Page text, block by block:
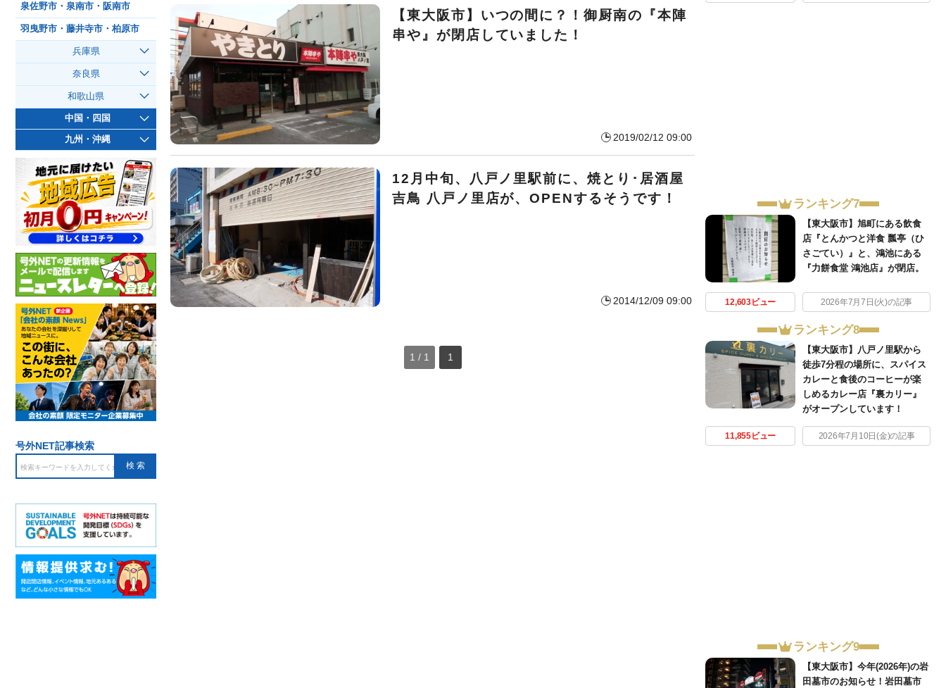
【東大阪市】いつの間に？！御厨南の『本陣
串や』が閉店していました！
2019/02/12 09:00
12月中旬、八戸ノ里駅前に、焼とり･居酒屋
吉鳥 八戸ノ里店が、OPENするそうです！
2014/12/09 09:00
1 / 1 1
ランキング7
【東大阪市】旭町にある飲食
店『とんかつと洋食 瓢亭（ひ
さごてい）』と、鴻池にある
『力餅食堂 鴻池店』が閉店。
12,603ビュー 2026年7月7日(火)の記事
ランキング8
【東大阪市】八戸ノ里駅から
徒歩7分程の場所に、スパイス
カレーと食後のコーヒーが楽
しめるカレー店『裏カリー』
がオープンしています！
11,855ビュー 2026年7月10日(金)の記事
ランキング9
【東大阪市】今年(2026年)の岩
田墓市のお知らせ！岩田墓市
泉佐野市・泉南市・阪南市
羽曳野市・藤井寺市・柏原市
兵庫県
奈良県
和歌山県
中国・四国
九州・沖縄
号外NET記事検索